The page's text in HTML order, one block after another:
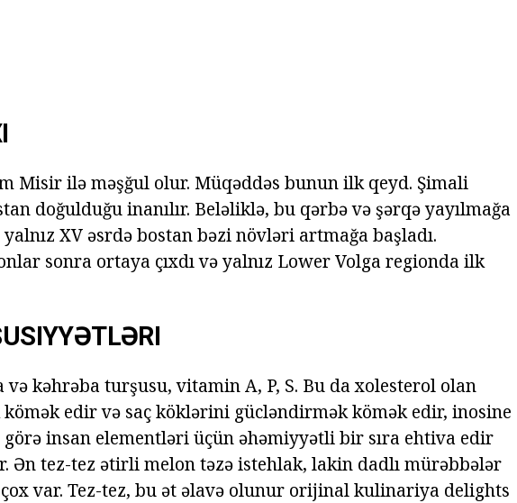
Misir ilə məşğul olur. Müqəddəs bunun ilk qeyd. Şimali
doğulduğu inanılır. Beləliklə, bu qərbə və şərqə yayılmağa
XV əsrdə bostan bəzi növləri artmağa başladı.
sonra ortaya çıxdı və yalnız Lower Volga regionda ilk
kəhrəba turşusu, vitamin A, P, S. Bu da xolesterol olan
edir və saç köklərini gücləndirmək kömək edir, inosine
insan elementləri üçün əhəmiyyətli bir sıra ehtiva edir
Ən tez-tez ətirli melon təzə istehlak, lakin dadlı mürəbbələr
var. Tez-tez, bu ət əlavə olunur orijinal kulinariya delights